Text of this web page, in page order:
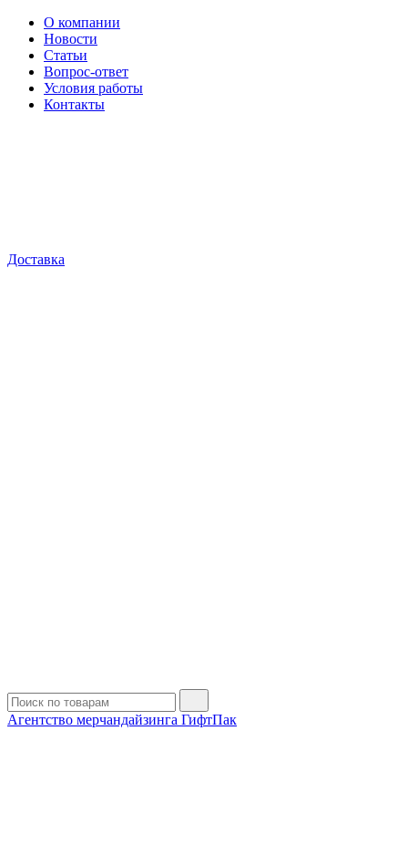
О компании
Новости
Статьи
Вопрос-ответ
Условия работы
Контакты
Доставка
Агентство мерчандайзинга ГифтПак